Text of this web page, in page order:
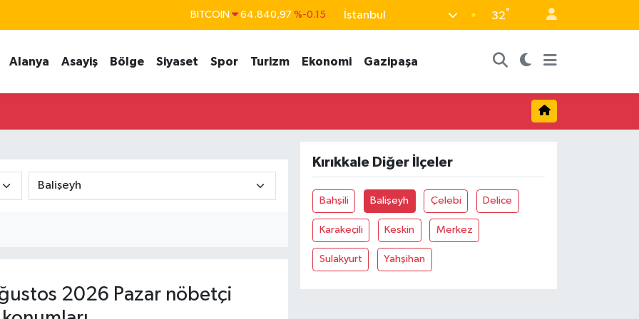
BITCOIN 64.840,97 %-0.15
EURO 55,2510 %0.32
STERLİN 64,4811 %0.38
İstanbul 32°
Alanya Asayiş Bölge Siyaset Spor Turizm Ekonomi Gazipaşa
2026 Pazar nöbetçi
Kırıkkale Diğer İlçeler
Bahşili Balişeyh Çelebi Delice
Karakeçili Keskin Merkez
Sulakyurt Yahşihan